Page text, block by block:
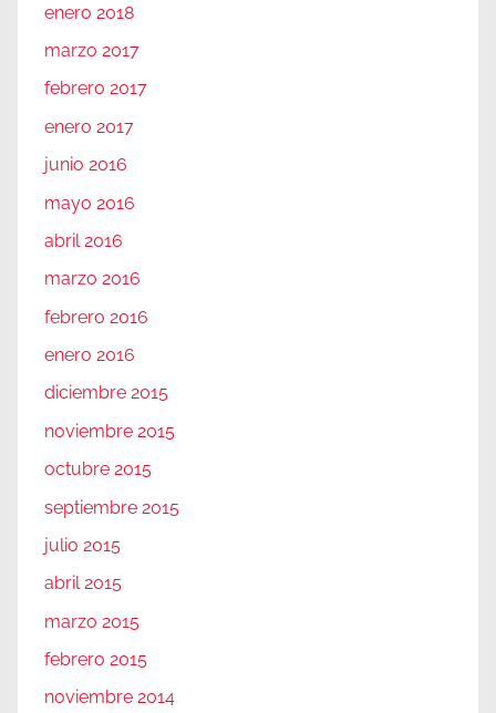
enero 2018
marzo 2017
febrero 2017
enero 2017
junio 2016
mayo 2016
abril 2016
marzo 2016
febrero 2016
enero 2016
diciembre 2015
noviembre 2015
octubre 2015
septiembre 2015
julio 2015
abril 2015
marzo 2015
febrero 2015
noviembre 2014